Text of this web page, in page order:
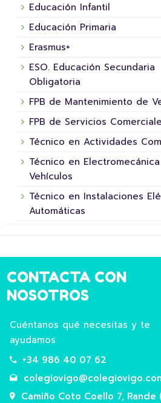
16 junio, 2026
Educación Infantil
Educación Primaria
Erasmus+
ESO. Educación Secundaria
Obligatoria
FPB de Mantenimiento de
FPB de Servicios
Técnico en Actividades
Técnico en
Vehículos
Técnico en Instalaciones
Automáticas
CONTACTA CON
NOSOTROS
Cuéntanos qué necesitas y te
ayudamos
+34 986 40 07 62
Camiño Coto Coello 7, Rande